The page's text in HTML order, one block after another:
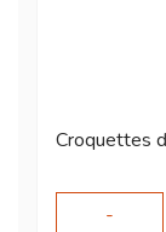
Croquettes
-